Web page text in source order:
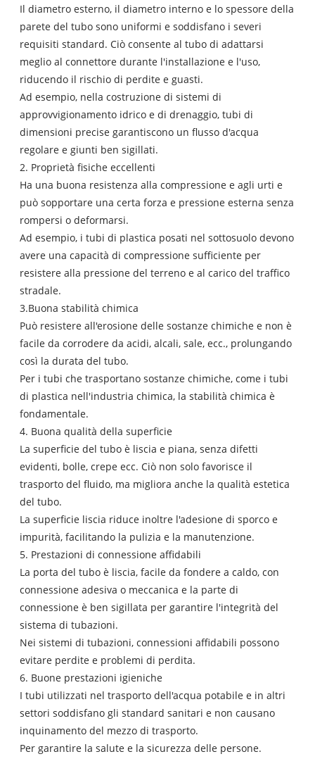
Il diametro esterno, il diametro interno e lo spessore della
parete del tubo sono uniformi e soddisfano i severi
requisiti standard. Ciò consente al tubo di adattarsi
meglio al connettore durante l'installazione e l'uso,
riducendo il rischio di perdite e guasti.
Ad esempio, nella costruzione di sistemi di
approvvigionamento idrico e di drenaggio, tubi di
dimensioni precise garantiscono un flusso d'acqua
regolare e giunti ben sigillati.
2. Proprietà fisiche eccellenti
Ha una buona resistenza alla compressione e agli urti e
può sopportare una certa forza e pressione esterna senza
rompersi o deformarsi.
Ad esempio, i tubi di plastica posati nel sottosuolo devono
avere una capacità di compressione sufficiente per
resistere alla pressione del terreno e al carico del traffico
stradale.
3.Buona stabilità chimica
Può resistere all'erosione delle sostanze chimiche e non è
facile da corrodere da acidi, alcali, sale, ecc., prolungando
così la durata del tubo.
Per i tubi che trasportano sostanze chimiche, come i tubi
di plastica nell'industria chimica, la stabilità chimica è
fondamentale.
4. Buona qualità della superficie
La superficie del tubo è liscia e piana, senza difetti
evidenti, bolle, crepe ecc. Ciò non solo favorisce il
trasporto del fluido, ma migliora anche la qualità estetica
del tubo.
La superficie liscia riduce inoltre l'adesione di sporco e
impurità, facilitando la pulizia e la manutenzione.
5. Prestazioni di connessione affidabili
La porta del tubo è liscia, facile da fondere a caldo, con
connessione adesiva o meccanica e la parte di
connessione è ben sigillata per garantire l'integrità del
sistema di tubazioni.
Nei sistemi di tubazioni, connessioni affidabili possono
evitare perdite e problemi di perdita.
6. Buone prestazioni igieniche
I tubi utilizzati nel trasporto dell'acqua potabile e in altri
settori soddisfano gli standard sanitari e non causano
inquinamento del mezzo di trasporto.
Per garantire la salute e la sicurezza delle persone.